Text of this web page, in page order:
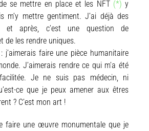
se mettre en place et les NFT (*) y
m’y mettre gentiment. J’ai déjà des
et après, c’est une question de
de les rendre uniques.
j’aimerais faire une pièce humanitaire
J’aimerais rendre ce qui m’a été
Je ne suis pas médecin, ni
ce que je peux amener aux êtres
? C’est mon art !
faire une œuvre monumentale que je